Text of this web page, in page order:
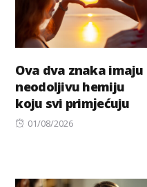
Ova dva znaka imaju
neodoljivu hemiju
koju svi primјećuju
Posted
01/08/2026